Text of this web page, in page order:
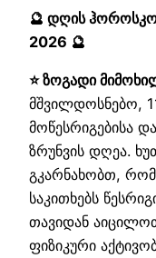
🔮 დღის
2026 🔮
⭐ ზოგადი
მშვილდოსნებო,
მოწესრიგებისა
ზრუნვის დღეა.
გკარნახობთ,
საკითხებს
თავიდან
ფიზიკური